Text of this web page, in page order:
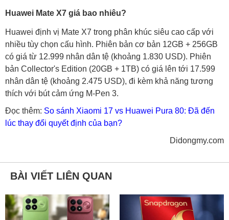
Huawei Mate X7 giá bao nhiêu?
Huawei định vị Mate X7 trong phân khúc siêu cao cấp với
nhiều tùy chọn cấu hình. Phiên bản cơ bản 12GB + 256GB
có giá từ 12.999 nhân dân tệ (khoảng 1.830 USD). Phiên
bản Collector's Edition (20GB + 1TB) có giá lên tới 17.599
nhân dân tệ (khoảng 2.475 USD), đi kèm khả năng tương
thích với bút cảm ứng M-Pen 3.
Đọc thêm: So sánh Xiaomi 17 vs Huawei Pura 80: Đã đến
lúc thay đổi quyết định của bạn?
Didongmy.com
BÀI VIẾT LIÊN QUAN